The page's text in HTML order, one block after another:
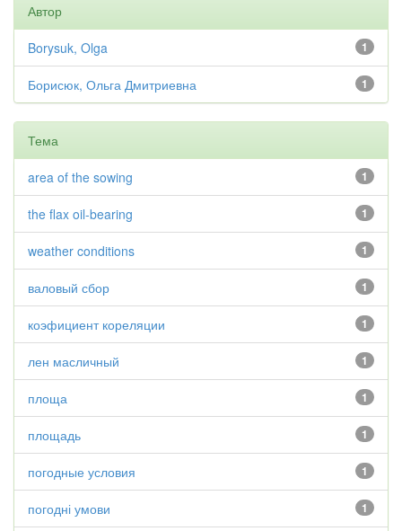
Автор
1
Borysuk, Olga
1
Борисюк, Ольга Дмитриевна
Тема
1
area of the sowing
1
the flax oil-bearing
1
weather conditions
1
валовый сбор
1
коэфициент кореляции
1
лен масличный
1
площа
1
площадь
1
погодные условия
1
погодні умови